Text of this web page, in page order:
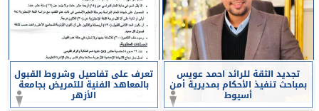
تجديد الثقة للرائد احمد عويس
بمباحث تنفيذ الأحكام بمديرية أمن
أسيوط
تعرف على تفاصيل وشروط القبول
بالمعاهد الفنية للتمريض بجامعة
الأزهر